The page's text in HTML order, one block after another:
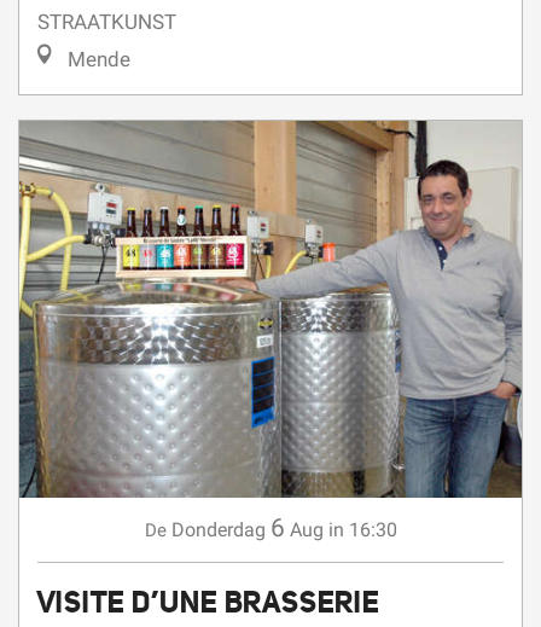
STRAATKUNST
Mende
De Donderdag 6 Aug in 16:30
VISITE D’UNE BRASSERIE